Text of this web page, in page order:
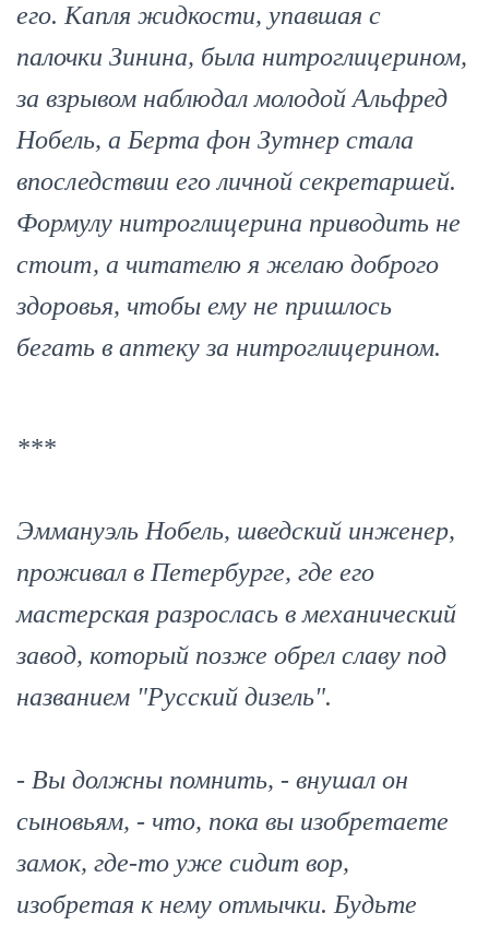
его. Капля жидкости, упавшая с
палочки Зинина, была нитроглицерином,
за взрывом наблюдал молодой Альфред
Нобель, а Берта фон Зутнер стала
впоследствии его личной секретаршей.
Формулу нитроглицерина приводить не
стоит, а читателю я желаю доброго
здоровья, чтобы ему не пришлось
бегать в аптеку за нитроглицерином.
***
Эммануэль Нобель, шведский инженер,
проживал в Петербурге, где его
мастерская разрослась в механический
завод, который позже обрел славу под
названием "Русский дизель".
- Вы должны помнить, - внушал он
сыновьям, - что, пока вы изобретаете
замок, где-то уже сидит вор,
изобретая к нему отмычки. Будьте